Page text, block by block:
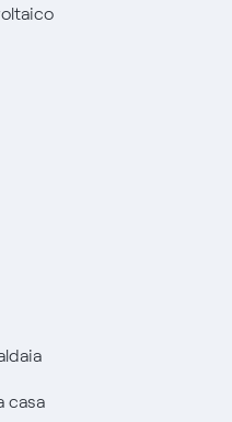
dei dati
per offerte Fibra
casa